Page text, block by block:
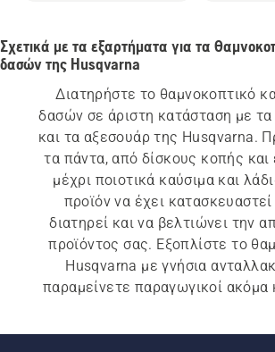
Σχετικά με τα εξαρτήματα για τα
δασών της Husqvarna
Διατηρήστε το θαμνοκοπτικό
δασών σε άριστη κατάσταση με
και τα αξεσουάρ της Husqvarna.
τα πάντα, από δίσκους κοπής και
μέχρι ποιοτικά καύσιμα και
προϊόν να έχει
διατηρεί και να βελτιώνει την
προϊόντος σας. Εξοπλίστε το
Husqvarna με γνήσια
παραμείνετε παραγωγικοί ακόμα